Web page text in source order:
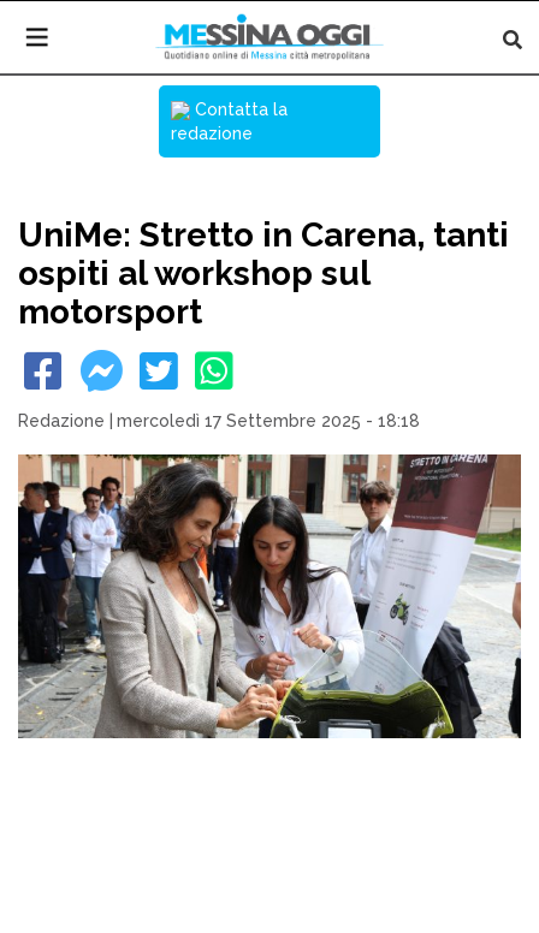
Contatta la
redazione
UniMe: Stretto in Carena, tanti
ospiti al workshop sul
motorsport
Redazione mercoledì 17 Settembre 2025 - 18:18